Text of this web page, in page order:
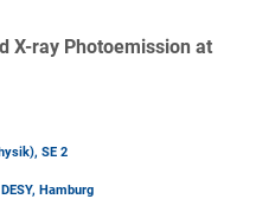
X-ray Photoemission at
, SE 2
Hamburg